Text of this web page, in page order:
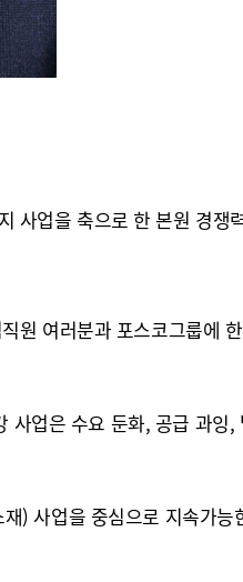
사업을 축으로 한 본원 경쟁
원 여러분과 포스코그룹에
업은 수요 둔화, 공급 과잉
) 사업을 중심으로 지속가